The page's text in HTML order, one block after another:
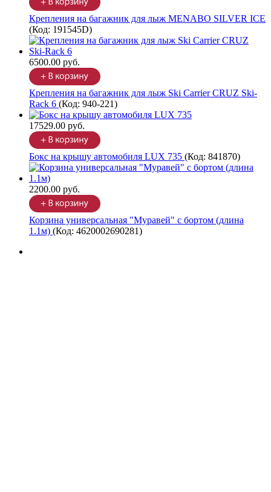
Крепления на багажник для лыж MENABO SILVER ICE
(Код: 191545D)
6500.00 руб.
Крепления на багажник для лыж Ski Carrier CRUZ Ski-
Rack 6 (Код: 940-221)
17529.00 руб.
Бокс на крышу автомобиля LUX 735 (Код: 841870)
2200.00 руб.
Корзина универсальная "Муравей" с бортом (длина
1.1м) (Код: 4620002690281)